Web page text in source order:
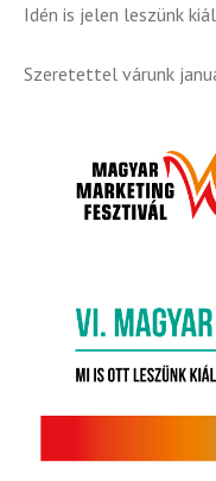
Idén is jelen leszünk
Szeretettel várunk